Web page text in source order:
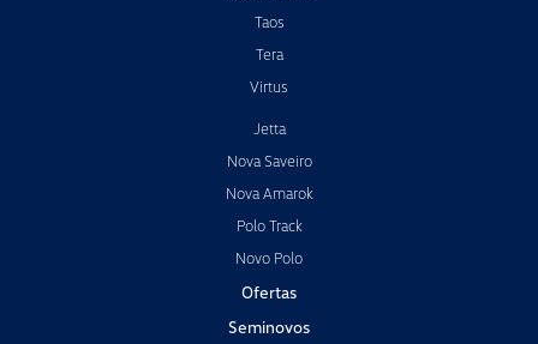
Taos
Tera
Virtus
Jetta
Nova Saveiro
Nova Amarok
Polo Track
Novo Polo
Ofertas
Seminovos